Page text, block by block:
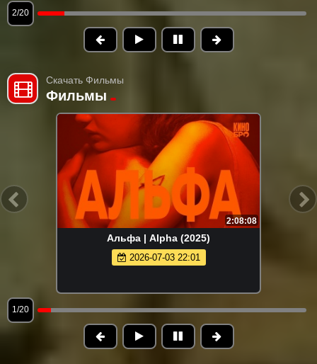
2/20
Скачать Фильмы
Фильмы
2:08:08
Альфа | Alpha (2025)
2026-07-03 22:01
1/20